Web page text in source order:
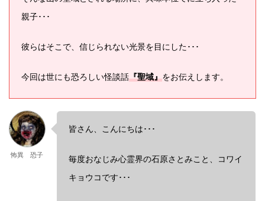
親子･･･
彼らはそこで、信じられない光景を目にした･･･
今回は世にも恐ろしい怪談話『聖域』をお伝えします。
怖異 恐子
皆さん、こんにちは･･･
毎度おなじみ心霊界の石原さとみこと、コワイ
キョウコです･･･